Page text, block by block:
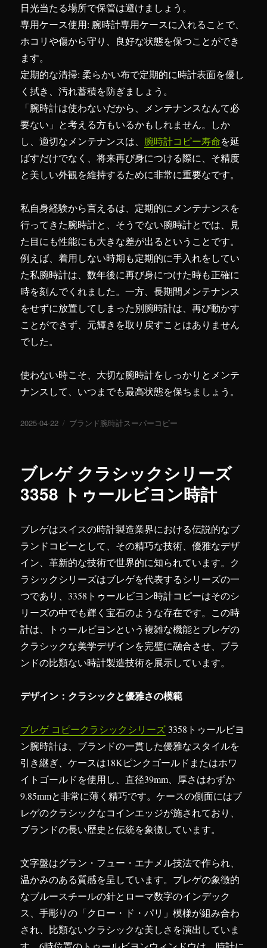
日光当たる場所で保管は避けましょう。
専用ケース使用: 腕時計専用ケースに入れることで、
ホコリや傷から守り、良好な状態を保つことができ
ます。
定期的な清掃: 柔らかい布で定期的に時計表面を優し
く拭き、汚れ蓄積を防ぎましょう。
「腕時計は使わないだから、メンテナンスなんて必
要ない」と考える方もいるかもしれません。しか
し、適切なメンテナンスは、 腕時計コピー寿命を延
ばすだけでなく、将来再び身につける際に、そ精度
と美しい外観を維持するために非常に重要なです。
私自身経験から言えるは、定期的にメンテナンスを
行ってきた腕時計と、そうでない腕時計とでは、見
た目にも性能にも大きな差が出るということです。
例えば、着用しない時期も定期的に手入れをしてい
た私腕時計は、数年後に再び身につけた時も正確に
時を刻んでくれました。一方、長期間メンテナンス
をせずに放置してしまった別腕時計は、再び動かす
ことができず、元輝きを取り戻すことはありません
でした。
使わない時こそ、大切な腕時計をしっかりとメンテ
ナンスして、いつまでも最高状態を保ちましょう。
投
2025-04-22
カ
ー
ブランド腕時計スーパーコピー
ブレゲ クラシックシリーズ
3358 トゥールビヨン時計
ブレゲはスイスの時計製造業界における伝説的なブ
ランドコピーとして、その精巧な技術、優雅なデザ
イン、革新的な技術で世界的に知られています。ク
ラシックシリーズはブレゲを代表するシリーズの一
つであり、3358トゥールビヨン時計コピーはそのシ
リーズの中でも輝く宝石のような存在です。この時
計は、トゥールビヨンという複雑な機能とブレゲの
クラシックな美学デザインを完璧に融合させ、ブラ
ンドの比類ない時計製造技術を展示しています。
デザイン：クラシックと優雅さの模範
ブレゲ コピークラシックシリーズ3358トゥールビヨ
ン腕時計は、ブランドの一貫した優雅なスタイルを
引き継ぎ、ケースは18Kピンクゴールドまたはホワ
イトゴールドを使用し、直径39mm、厚さはわずか
9.85mmと非常に薄く精巧です。ケースの側面にはブ
レゲのクラシックなコインエッジが施されており、
ブランドの長い歴史と伝統を象徴しています。
文字盤はグラン・フュー・エナメル技法で作られ、
温かみのある質感を呈しています。ブレゲの象徴的
なブルースチールの針とローマ数字のインデック
ス、手彫りの「クロー・ド・パリ」模様が組み合わ
され、比類ないクラシックな美しさを演出していま